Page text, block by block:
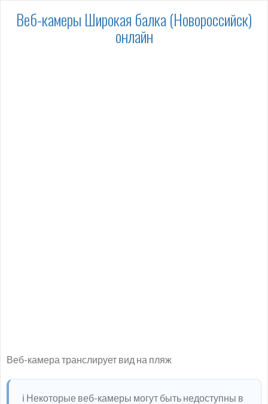
Веб-камеры Широкая балка (Новороссийск)
онлайн
Веб-камера транслирует вид на пляж
ℹ️ Некоторые веб-камеры могут быть недоступны в